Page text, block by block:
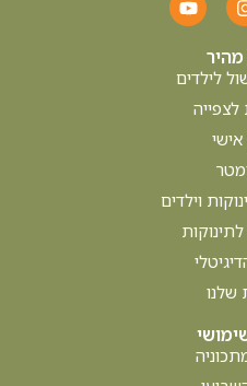
התפריט- יש להקפיד על